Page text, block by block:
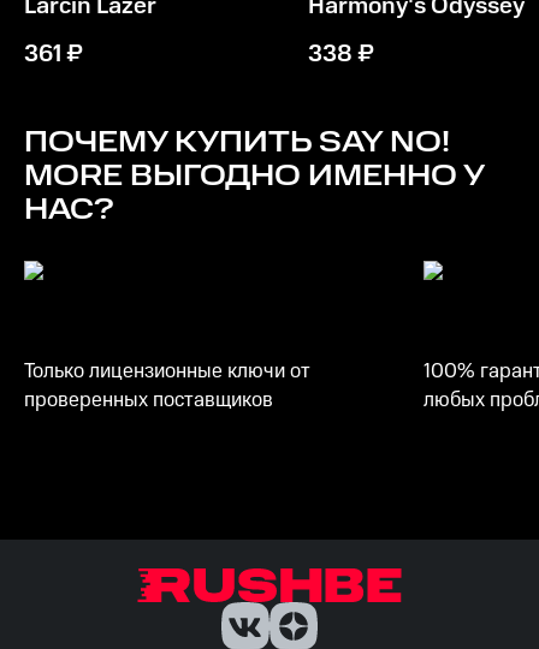
361₽
338₽
ПОЧЕМУ КУПИТЬ SAY NO!
MORE ВЫГОДНО ИМЕННО У
НАС?
Только лицензионные ключи от
проверенных поставщиков
100%
любых